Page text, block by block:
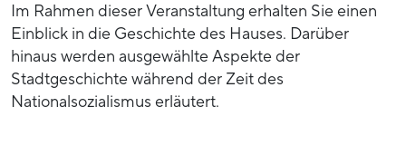
Im Rahmen dieser Veranstaltung erhalten Sie einen
Einblick in die Geschichte des Hauses. Darüber
hinaus werden ausgewählte Aspekte der
Stadtgeschichte während der Zeit des
Nationalsozialismus erläutert.